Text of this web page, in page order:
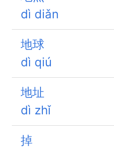
dì diǎn
地球
dì qiú
地址
dì zhǐ
掉